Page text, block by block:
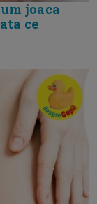
joaca
ce